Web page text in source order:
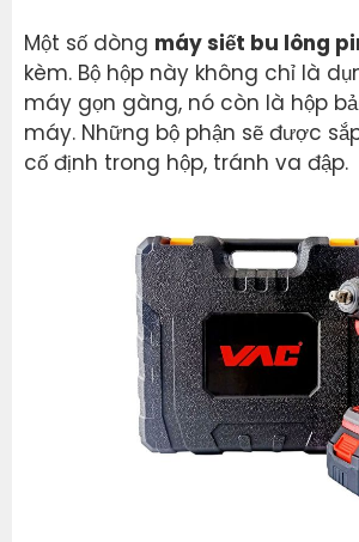
Một số dòng máy siết bu lông
kèm. Bộ hộp này không chỉ là
máy gọn gàng, nó còn là hộp
máy. Những bộ phận sẽ được
cố định trong hộp, tránh va đập.